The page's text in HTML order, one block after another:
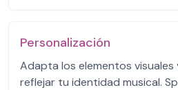
Personalización
Adapta los elementos visuales
reflejar tu identidad musical.